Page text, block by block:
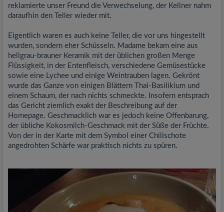
reklamierte unser Freund die Verwechselung, der Kellner nahm
daraufhin den Teller wieder mit.
Eigentlich waren es auch keine Teller, die vor uns hingestellt
wurden, sondern eher Schüsseln. Madame bekam eine aus
hellgrau-brauner Keramik mit der üblichen großen Menge
Flüssigkeit, in der Entenfleisch, verschiedene Gemüsestücke
sowie eine Lychee und einige Weintrauben lagen. Gekrönt
wurde das Ganze von einigen Blättern Thai-Basilikium und
einem Schaum, der nach nichts schmeckte. Insofern entsprach
das Gericht ziemlich exakt der Beschreibung auf der
Homepage. Geschmacklich war es jedoch keine Offenbarung,
der übliche Kokosmilch-Geschmack mit der Süße der Früchte.
Von der in der Karte mit dem Symbol einer Chilischote
angedrohten Schärfe war praktisch nichts zu spüren.